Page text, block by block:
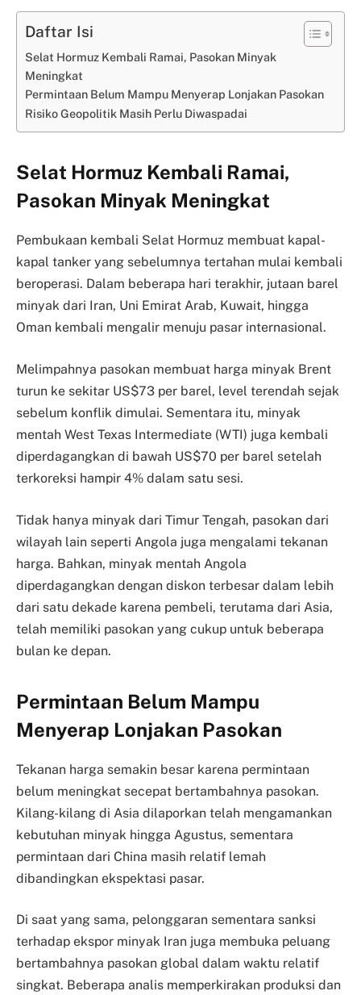
Daftar Isi
Selat Hormuz Kembali Ramai, Pasokan Minyak
Meningkat
Permintaan Belum Mampu Menyerap Lonjakan Pasokan
Risiko Geopolitik Masih Perlu Diwaspadai
Selat Hormuz Kembali Ramai,
Pasokan Minyak Meningkat
Pembukaan kembali Selat Hormuz membuat kapal-
kapal tanker yang sebelumnya tertahan mulai kembali
beroperasi. Dalam beberapa hari terakhir, jutaan barel
minyak dari Iran, Uni Emirat Arab, Kuwait, hingga
Oman kembali mengalir menuju pasar internasional.
Melimpahnya pasokan membuat harga minyak Brent
turun ke sekitar US$73 per barel, level terendah sejak
sebelum konflik dimulai. Sementara itu, minyak
mentah West Texas Intermediate (WTI) juga kembali
diperdagangkan di bawah US$70 per barel setelah
terkoreksi hampir 4% dalam satu sesi.
Tidak hanya minyak dari Timur Tengah, pasokan dari
wilayah lain seperti Angola juga mengalami tekanan
harga. Bahkan, minyak mentah Angola
diperdagangkan dengan diskon terbesar dalam lebih
dari satu dekade karena pembeli, terutama dari Asia,
telah memiliki pasokan yang cukup untuk beberapa
bulan ke depan.
Permintaan Belum Mampu
Menyerap Lonjakan Pasokan
Tekanan harga semakin besar karena permintaan
belum meningkat secepat bertambahnya pasokan.
Kilang-kilang di Asia dilaporkan telah mengamankan
kebutuhan minyak hingga Agustus, sementara
permintaan dari China masih relatif lemah
dibandingkan ekspektasi pasar.
Di saat yang sama, pelonggaran sementara sanksi
terhadap ekspor minyak Iran juga membuka peluang
bertambahnya pasokan global dalam waktu relatif
singkat. Beberapa analis memperkirakan produksi dan